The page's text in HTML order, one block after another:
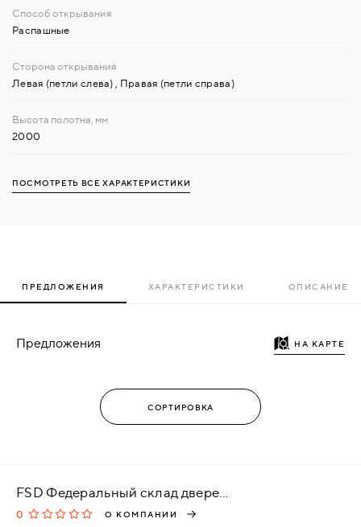
Распашные
Левая (петли слева) Правая (петли справа)
2000
ПОСМОТРЕТЬ ВСЕ ХАРАКТЕРИСТИКИ
ПРЕДЛОЖЕНИЯ ХАРАКТЕРИСТИКИ ОПИСАНИЕ
Предложения НА КАРТЕ
FSD Федеральный склад дверей, г. Ульяновск
0 О КОМПАНИИ